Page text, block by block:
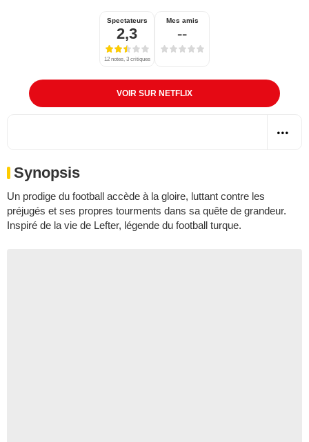
Spectateurs
2,3
12 notes, 3 critiques
Mes amis
--
VOIR SUR NETFLIX
Synopsis
Un prodige du football accède à la gloire, luttant contre les
préjugés et ses propres tourments dans sa quête de grandeur.
Inspiré de la vie de Lefter, légende du football turque.